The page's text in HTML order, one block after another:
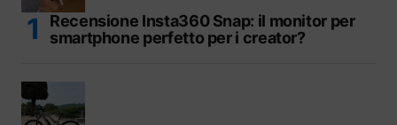
Recensione Insta360 Snap: il monitor per
smartphone perfetto per i creator?